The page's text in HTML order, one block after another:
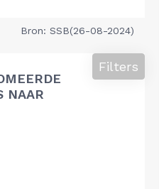
Bron: SSB(26-08-2024)
NAAR
Filters